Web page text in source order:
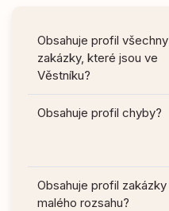
Obsahuje profil všechny
zakázky, které jsou ve
Věstníku?
Obsahuje profil chyby?
Obsahuje profil zakázky
malého rozsahu?